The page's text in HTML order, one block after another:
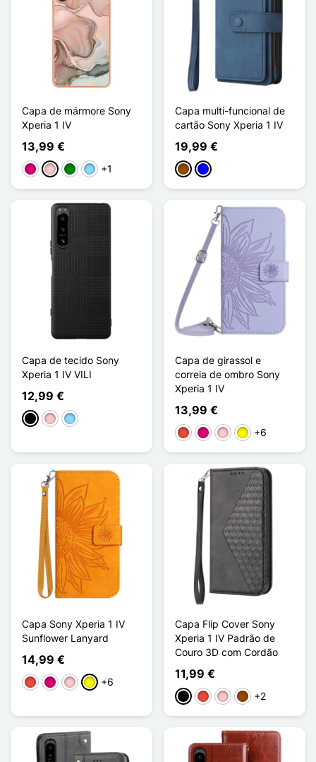
Capa de mármore Sony
Xperia 1 IV
13,99 €
Magenta
RosaVerdeAzul Claro
+1
Capa multi-funcional de
cartão Sony Xperia 1 IV
19,99 €
Castanho
Azul
Capa de tecido Sony
Xperia 1 IV VILI
12,99 €
PretoRosaAzul Claro
Capa de girassol e
correia de ombro Sony
Xperia 1 IV
13,99 €
Vermelho
Magenta
RosaAmarelo
+6
Capa Sony Xperia 1 IV
Sunflower Lanyard
14,99 €
Vermelho
Magenta
RosaAmarelo
+6
Capa Flip Cover Sony
Xperia 1 IV Padrão de
Couro 3D com Cordão
11,99 €
PretoVermelho
RosaCastanho
+2